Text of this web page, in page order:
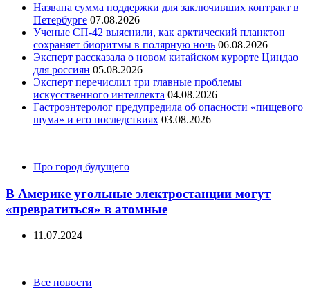
Названа сумма поддержки для заключивших контракт в
Петербурге 07.08.2026
Ученые СП-42 выяснили, как арктический планктон
сохраняет биоритмы в полярную ночь 06.08.2026
Эксперт рассказала о новом китайском курорте Циндао
для россиян 05.08.2026
Эксперт перечислил три главные проблемы
искусственного интеллекта 04.08.2026
Гастроэнтеролог предупредила об опасности «пищевого
шума» и его последствиях 03.08.2026
CategoriesПро город будущего
В Америке угольные электростанции могут
«превратиться» в атомные
11.07.2024
CategoriesВсе новости